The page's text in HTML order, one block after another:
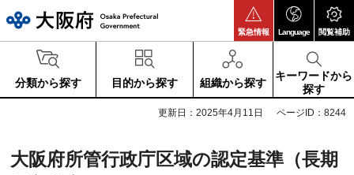
緊急情報 Language 閲覧補助
分類から探す 目的から探す 組織から探す
キーワードから
探す
更新日：2025年4月11日 ページID：8244
大阪府所管行政庁区域の認定基準（長期